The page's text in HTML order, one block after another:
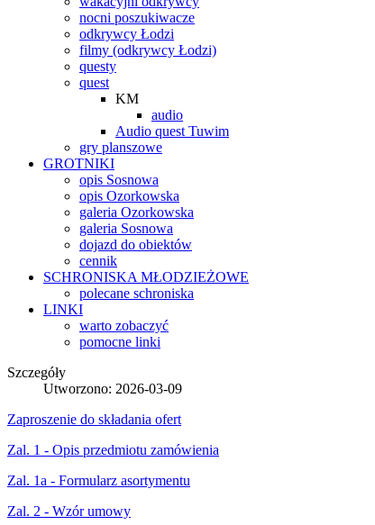
nocni poszukiwacze
odkrywcy Łodzi
filmy (odkrywcy Łodzi)
questy
quest
KM
audio
Audio quest Tuwim
gry planszowe
GROTNIKI
opis Sosnowa
opis Ozorkowska
galeria Ozorkowska
galeria Sosnowa
dojazd do obiektów
cennik
SCHRONISKA MŁODZIEŻOWE
polecane schroniska
LINKI
warto zobaczyć
pomocne linki
Szczegóły
Utworzono: 2026-03-09
Zaproszenie do składania ofert
Zal. 1 - Opis przedmiotu zamówienia
Zal. 1a - Formularz asortymentu
Zal. 2 - Wzór umowy